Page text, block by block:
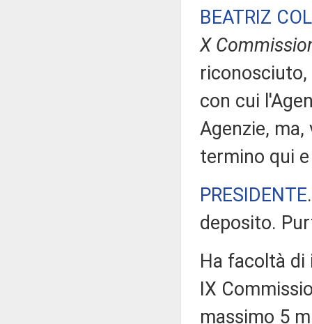
BEATRIZ
X
con cui
Agenzie,
termino qui
PRESIDENTE
deposito.
Ha facoltà di
IX
massimo 5